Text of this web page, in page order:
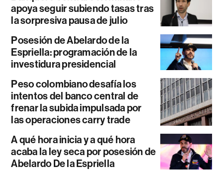
apoya seguir subiendo tasas tras
la sorpresiva pausa de julio
Posesión de Abelardo de la
Espriella: programación de la
investidura presidencial
Peso colombiano desafía los
intentos del banco central de
frenar la subida impulsada por
las operaciones carry trade
A qué hora inicia y a qué hora
acaba la ley seca por posesión de
Abelardo De la Espriella